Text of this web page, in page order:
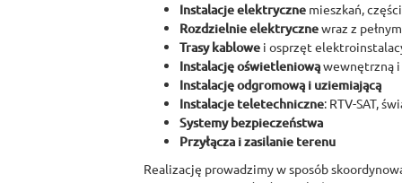
Instalacje elektryczne mieszkań,
Rozdzielnie elektrycznewraz z
Trasy kablowe i osprzęt
Instalację oświetleniowąwewnętrzną
Instalację odgromową i uziemiającą
Instalacje teletechniczne: RTV-SAT,
Systemy bezpieczeństwa
Przyłącza i zasilanie terenu
Realizację prowadzimy w sposób